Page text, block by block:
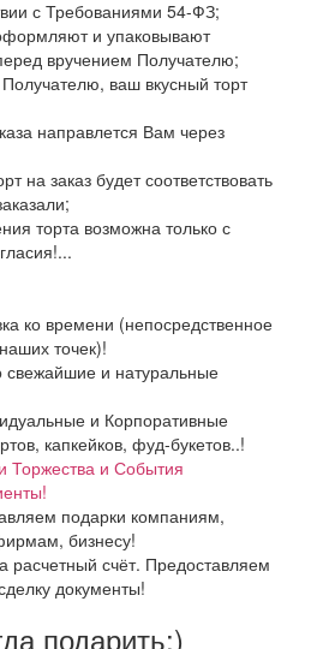
с Требованиями 54-ФЗ;
и упаковывают
вручением Получателю;
ваш вкусный торт
направлется Вам через
на заказ будет соответствовать
торта возможна только с
ко времени (непосредственное
точек)!
свежайшие и натуральные
и Корпоративные
капкейков, фуд-букетов..!
Торжества и События
подарки компаниям,
бизнесу!
расчетный счёт. Предоставляем
документы!
подарить:)